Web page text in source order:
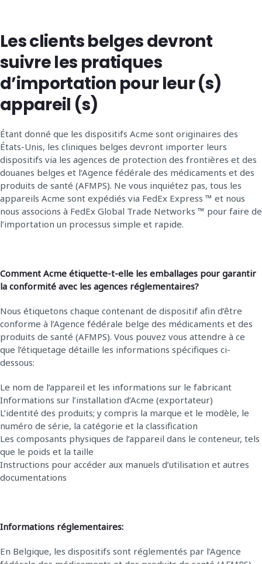
Les clients belges devront
suivre les pratiques
d’importation pour leur (s)
appareil (s)
Étant donné que les dispositifs Acme sont originaires des
États-Unis, les cliniques belges devront importer leurs
dispositifs via les agences de protection des frontières et des
douanes belges et l’Agence fédérale des médicaments et des
produits de santé (AFMPS). Ne vous inquiétez pas, tous les
appareils Acme sont expédiés via FedEx Express ™ et nous
nous associons à FedEx Global Trade Networks ™ pour faire de
l’importation un processus simple et rapide.
Comment Acme étiquette-t-elle les emballages pour garantir
la conformité avec les agences réglementaires?
Nous étiquetons chaque contenant de dispositif afin d’être
conforme à l’Agence fédérale belge des médicaments et des
produits de santé (AFMPS). Vous pouvez vous attendre à ce
que l’étiquetage détaille les informations spécifiques ci-
dessous:
Le nom de l’appareil et les informations sur le fabricant
Informations sur l’installation d’Acme (exportateur)
L’identité des produits; y compris la marque et le modèle, le
numéro de série, la catégorie et la classification
Les composants physiques de l’appareil dans le conteneur, tels
que le poids et la taille
Instructions pour accéder aux manuels d’utilisation et autres
documentations
Informations réglementaires:
En Belgique, les dispositifs sont réglementés par l’Agence